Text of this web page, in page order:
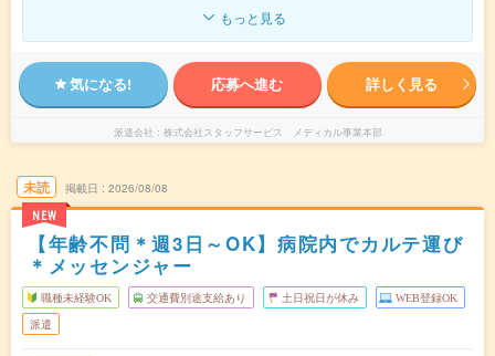
もっと見る
気になる! 応募へ進む 詳しく見る
派遣会社 株式会社スタッフサービス メディカル事業本部
未読
NEW
掲載日 2026/08/08
【年齢不問＊週3日～OK】病院内でカルテ運び
＊メッセンジャー
職種未経験OK 交通費別途支給あり 土日祝日が休み WEB登録OK
派遣